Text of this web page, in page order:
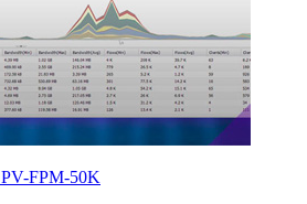
PV-FPM-50K